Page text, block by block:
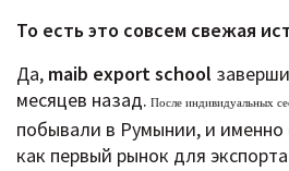
То есть это совсем свежая
Да, maib export school
месяцев назад. После индивидуальных
побывали в Румынии, и именно
как первый рынок для